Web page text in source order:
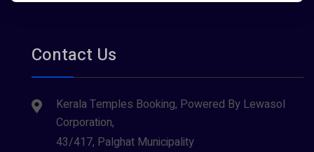
Contact Us
Kerala Temples Booking, Powered By Lewasol
Corporation,
43/417, Palghat Municipality